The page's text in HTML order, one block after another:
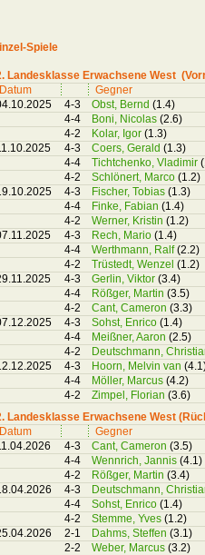
Spiele
Landesklasse Erwachsene West
Datum
Gegner
4-3 Obst, Bernd (1.4)
4-4
Boni, Nicolas (2.6)
4-2
Kolar, Igor (1.3)
4-3 Coers, Gerald (1.3)
4-4
Tichtchenko, Vladimir
4-2
Schlönert, Marco (1.2)
4-3 Fischer, Tobias (1.3)
4-4
Finke, Fabian (1.4)
4-2
Werner, Kristin (1.2)
4-3 Rech, Mario (1.4)
4-4
Werthmann, Ralf(2.2)
4-2
Trüstedt, Wenzel (1.2)
4-3 Gerlin, Viktor (3.4)
4-4
Rößger, Martin (3.5)
4-2
Cant, Cameron (3.3)
4-3 Sohst, Enrico (1.4)
4-4
Meißner, Aaron (2.5)
4-2
Deutschmann,
4-3 Hoorn, Melvin van
4-4
Möller, Marcus (4.2)
4-2
Zimpel, Florian (3.6)
Landesklasse Erwachsene West
Datum
Gegner
4-3 Cant, Cameron (3.5)
4-4
Wennrich, Jannis (4.1)
4-2
Rößger, Martin (3.4)
4-3 Deutschmann,
4-4
Sohst, Enrico (1.4)
4-2
Stemme, Yves (1.2)
2-1 Dahms, Steffen (3.1)
2-2
Weber, Marcus (3.2)